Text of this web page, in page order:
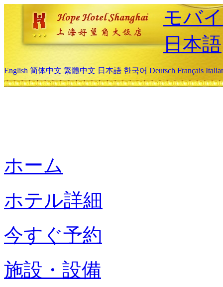
モバ
日本語
English 简体中文 繁體中文 日本語 한국어 Deutsch Français
ホーム
ホテル詳細
今すぐ予約
施設・設備